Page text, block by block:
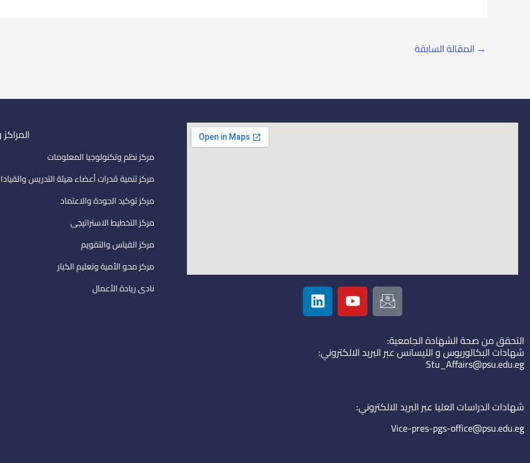
→ المقالة السابقة
I
c
o
-
e
i
Y
o
u
u
b
L
i
n
التحقق من صحة الشهادة الجامعية:
شهادات البكالوريوس و الليسانس عبر البريد الالكتروني:
Stu_Affairs@psu.edu.eg
شهادات الدراسات العليا عبر البريد الالكتروني:
Vice-pres-pgs-office@psu.edu.eg
مركز نظم وتكنولوجيا المعلومات
مركز تنمية قدرات أعضاء هيئة التدريس
مركز توكيد الجودة والاعتماد
مركز التخطيط الاستراتيجى
مركز القياس والتقويم
مركز محو الأمية وتعليم الكبار
نادى ريادة الأعمال